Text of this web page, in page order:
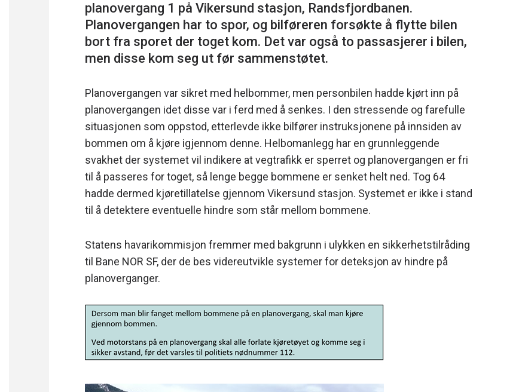
planovergang 1 på Vikersund stasjon, Randsfjordbanen.
Planovergangen har to spor, og bilføreren forsøkte å flytte bilen
bort fra sporet der toget kom. Det var også to passasjerer i bilen,
Planovergangen var sikret med helbommer, men personbilen hadde kjørt inn på
planovergangen idet disse var i ferd med å senkes. I den stressende og farefulle
situasjonen som oppstod, etterlevde ikke bilfører instruksjonene på innsiden av
bommen om å kjøre igjennom denne. Helbomanlegg har en grunnleggende
svakhet der systemet vil indikere at vegtrafikk er sperret og planovergangen er fri
til å passeres for toget, så lenge begge bommene er senket helt ned. Tog 64
hadde dermed kjøretillatelse gjennom Vikersund stasjon. Systemet er ikke i stand
til å detektere eventuelle hindre som står mellom bommene.
Statens havarikommisjon fremmer med bakgrunn i ulykken en sikkerhetstilråding
til Bane NOR SF, der de bes videreutvikle systemer for deteksjon av hindre på
planoverganger.